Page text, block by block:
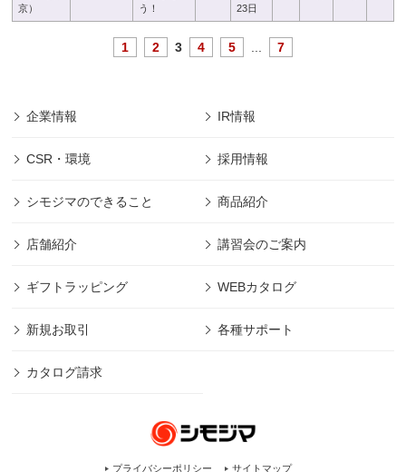
京）
う！
23日
1 2 3 4 5 7
企業情報 IR情報
CSR・環境 採用情報
シモジマのできること 商品紹介
店舗紹介 講習会のご案内
ギフトラッピング WEBカタログ
新規お取引 各種サポート
カタログ請求
プライバシーポリシー サイトマップ